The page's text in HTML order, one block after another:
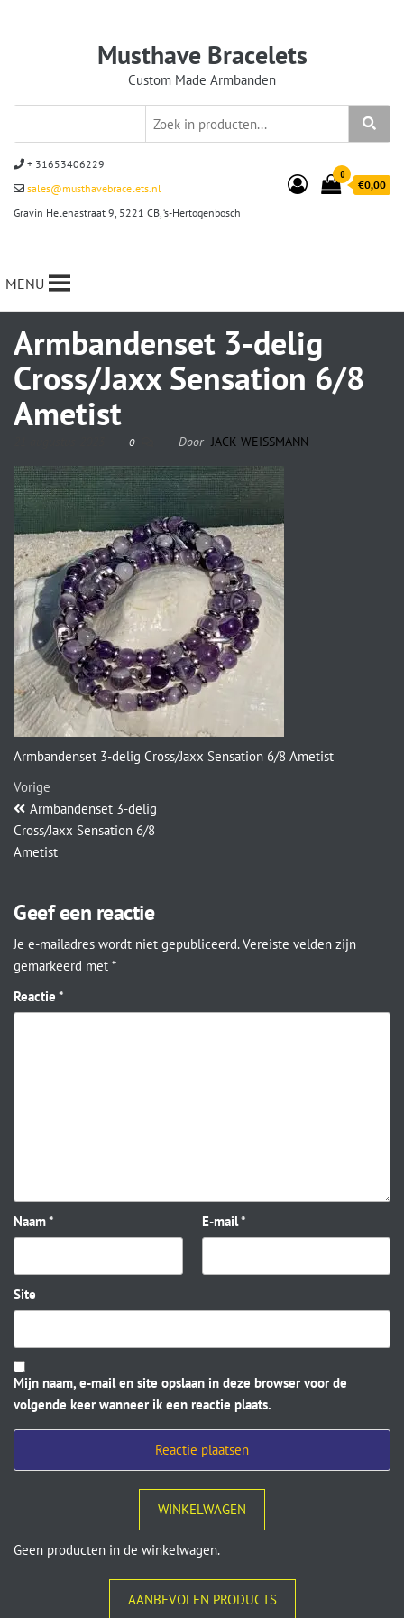
Musthave Bracelets
Custom Made Armbanden
+ 31653406229
sales@musthavebracelets.nl
Gravin Helenastraat 9, 5221 CB, ‘s-Hertogenbosch
0
€0,00
MENU
Armbandenset 3-delig
Cross/Jaxx Sensation 6/8
Ametist
0 Door JACK WEISSMANN
Armbandenset 3-delig Cross/Jaxx Sensation 6/8 Ametist
Vorige
Armbandenset 3-delig
Cross/Jaxx Sensation 6/8
Ametist
Geef een reactie
Je e-mailadres wordt niet gepubliceerd. Vereiste velden zijn
gemarkeerd met *
Reactie *
Naam* E-mail*
Site
Mijn naam, e-mail en site opslaan in deze browser voor de
volgende keer wanneer ik een reactie plaats.
WINKELWAGEN
Geen producten in de winkelwagen.
AANBEVOLEN PRODUCTS